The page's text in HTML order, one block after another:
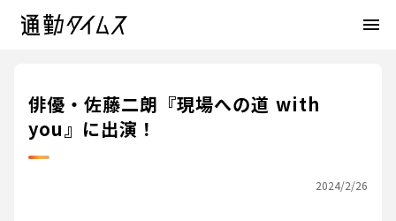
menu
俳優・佐藤二朗『現場への道 with
you』に出演！
2024/2/26